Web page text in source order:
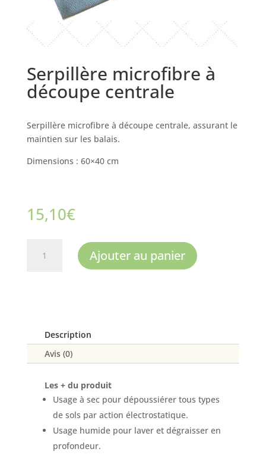
Serpillère microfibre à
découpe centrale
Serpillère microfibre à découpe centrale, assurant le
maintien sur les balais.
Dimensions : 60×40 cm
15,10€
Ajouter au panier
Description
Avis (0)
Les + du produit
Usage à sec pour dépoussiérer tous types
de sols par action électrostatique.
Usage humide pour laver et dégraisser en
profondeur.